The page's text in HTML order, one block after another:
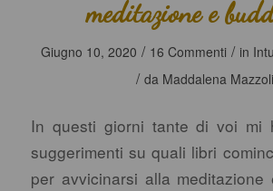
meditazione e
Giugno 10, 2020 / 16 Commenti / in
/ da Maddalena Mazzoli
In questi giorni tante di voi mi
suggerimenti su quali libri
per avvicinarsi alla